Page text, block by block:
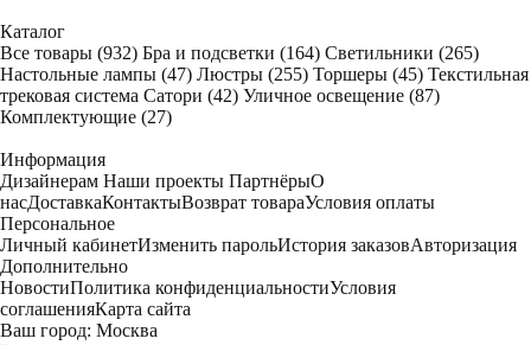
Каталог
Все товары (932) Бра и подсветки (164) Светильники (265)
Настольные лампы (47) Люстры (255) Торшеры (45) Текстильная
трековая система Сатори (42) Уличное освещение (87)
Комплектующие (27)
Информация
Дизайнерам Наши проекты ПартнёрыО
насДоставкаКонтактыВозврат товараУсловия оплаты
Персональное
Личный кабинетИзменить парольИстория заказовАвторизация
Дополнительно
НовостиПолитика конфиденциальностиУсловия
соглашенияКарта сайта
Ваш город: Москва